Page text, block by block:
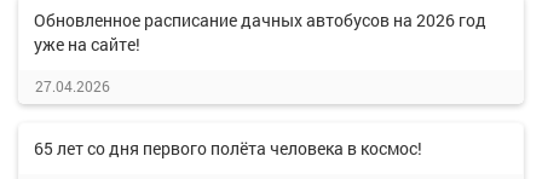
Обновленное расписание дачных автобусов на 2026 год
уже на сайте!
27.04.2026
65 лет со дня первого полёта человека в космос!